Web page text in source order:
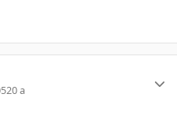
20 a